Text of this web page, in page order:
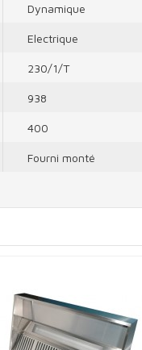
Dynamique
Electrique
230/1/T
938
400
Fourni monté